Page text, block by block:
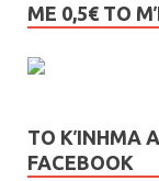
ΜΕ 0,5€ ΤΟ
ΤΟ ΚΊΝΗΜΑ
FACEBOOK